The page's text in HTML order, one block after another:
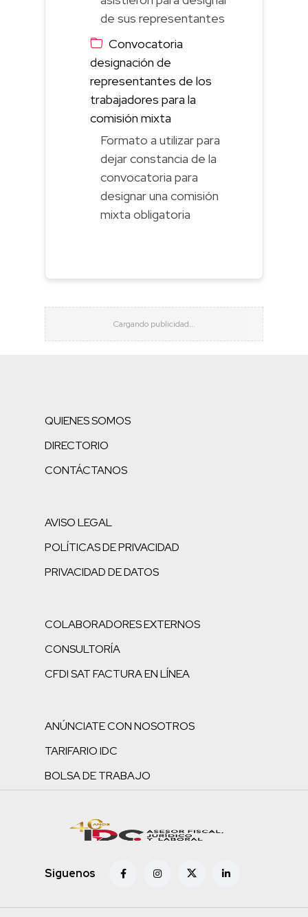
de sus representantes
Convocatoria
designación de
representantes de los
trabajadores para la
comisión mixta
Formato a utilizar para
dejar constancia de la
convocatoria para
designar una comisión
mixta obligatoria
QUIENES SOMOS
DIRECTORIO
CONTÁCTANOS
AVISO LEGAL
POLÍTICAS DE PRIVACIDAD
PRIVACIDAD DE DATOS
COLABORADORES EXTERNOS
CONSULTORÍA
CFDI SAT FACTURA EN LÍNEA
ANÚNCIATE CON NOSOTROS
TARIFARIO IDC
BOLSA DE TRABAJO
Siguenos